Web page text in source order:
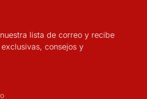
lista de correo y recibe
consejos y